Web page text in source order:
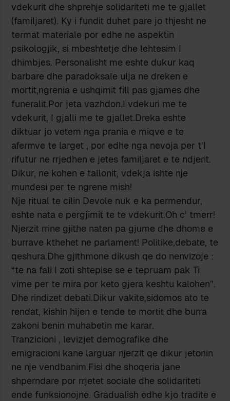
vdekurit dhe shprehje solidariteti me te gjallet
(familjaret). Ky i fundit duhet pare jo thjesht ne
termat materiale por edhe ne aspektin
psikologjik, si mbeshtetje dhe lehtesim I
dhimbjes. Personalisht me eshte dukur kaq
barbare dhe paradoksale ulja ne dreken e
mortit,ngrenia e ushqimit fill pas gjames dhe
funeralit.Por jeta vazhdon.I vdekuri me te
vdekurit, I gjalli me te gjallet.Dreka eshte
diktuar jo vetem nga prania e miqve e te
afermve te larget , por edhe nga nevoja per t’I
rifutur ne rrjedhen e jetes familjaret e te ndjerit.
Dikur, ne kohen e tallonit, vdekja ishte nje
mundesi per te ngrene mish!
Nje ritual te cilin Devole nuk e ka permendur,
eshte nata e pergjimit te te vdekurit.Oh c’ tmerr!
Njerzit rrine gjithe naten pa gjume dhe dhome e
burrave kthehet ne parlament! Politike,debate, te
qeshura.Dhe gjithmone dikush qe do nenvizoje :
“te na fali I zoti shtepise se e tepruam pak Ti
vime per te mira por keto gjera keshtu kalohen”.
Dhe rindizet debati.Dikur vakite,sidomos ato te
rendat, kishin hijen e tende te mortit dhe burra
zakoni benin muhabetin me karar.
Tranzicioni , levizjet demografike dhe
emigracioni kane larguar njerzit qe dikur jetonin
ne nje vendbanim.Fisi dhe shoqeria jane
shperndare por rrjetet sociale dhe solidariteti
ende funksionojne. Gradualish edhe kjo tradite e